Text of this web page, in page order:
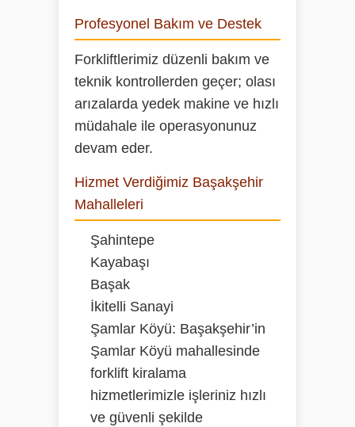
Profesyonel Bakım ve Destek
Forkliftlerimiz düzenli bakım ve
teknik kontrollerden geçer; olası
arızalarda yedek makine ve hızlı
müdahale ile operasyonunuz
devam eder.
Hizmet Verdiğimiz Başakşehir
Mahalleleri
Şahintepe
Kayabaşı
Başak
İkitelli Sanayi
Şamlar Köyü: Başakşehir’in
Şamlar Köyü mahallesinde
forklift kiralama
hizmetlerimizle işleriniz hızlı
ve güvenli şekilde